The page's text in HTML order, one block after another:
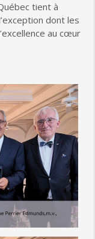
tient à
dont les
au cœur